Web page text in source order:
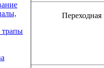
Переходная